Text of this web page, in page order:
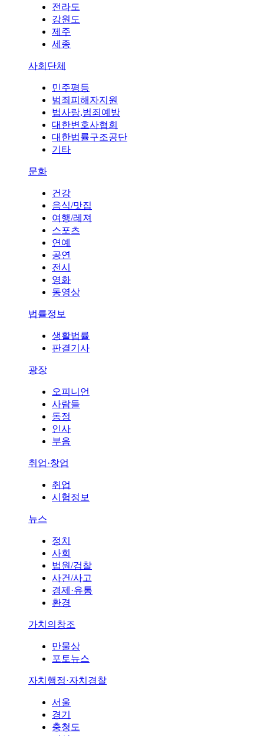
전라도
강원도
제주
세종
사회단체
민주평등
범죄피해자지원
법사랑,범죄예방
대한변호사협회
대한법률구조공단
기타
문화
건강
음식/맛집
여행/레져
스포츠
연예
공연
전시
영화
동영상
법률정보
생활법률
판결기사
광장
오피니언
사람들
동정
인사
부음
취업·창업
취업
시험정보
뉴스
정치
사회
법원/검찰
사건/사고
경제·유통
환경
가치의창조
만물상
포토뉴스
자치행정·자치경찰
서울
경기
충청도